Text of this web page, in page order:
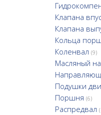
Клапана
Клапана
Кольца
Коленвал (9)
Масляный
Подушки
Поршня (6)
Распредвал